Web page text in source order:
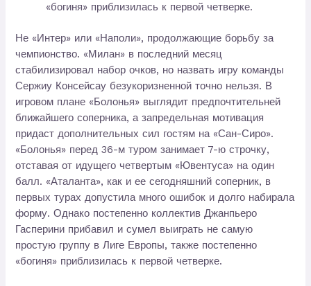
«богиня» приблизилась к первой четверке.
Не «Интер» или «Наполи», продолжающие борьбу за
чемпионство. «Милан» в последний месяц
стабилизировал набор очков, но назвать игру команды
Сержиу Консейсау безукоризненной точно нельзя. В
игровом плане «Болонья» выглядит предпочтительней
ближайшего соперника, а запредельная мотивация
придаст дополнительных сил гостям на «Сан-Сиро».
«Болонья» перед 36-м туром занимает 7-ю строчку,
отставая от идущего четвертым «Ювентуса» на один
балл. «Аталанта», как и ее сегодняшний соперник, в
первых турах допустила много ошибок и долго набирала
форму. Однако постепенно коллектив Джанпьеро
Гасперини прибавил и сумел выиграть не самую
простую группу в Лиге Европы, также постепенно
«богиня» приблизилась к первой четверке.